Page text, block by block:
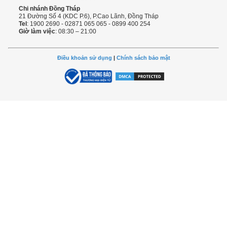
Chi nhánh Đồng Tháp
21 Đường Số 4 (KDC P.6), P.Cao Lãnh, Đồng Tháp
Tel: 1900 2690 - 02871 065 065 - 0899 400 254
Giờ làm việc: 08:30 – 21:00
Điều khoản sử dụng Chính sách bảo mật